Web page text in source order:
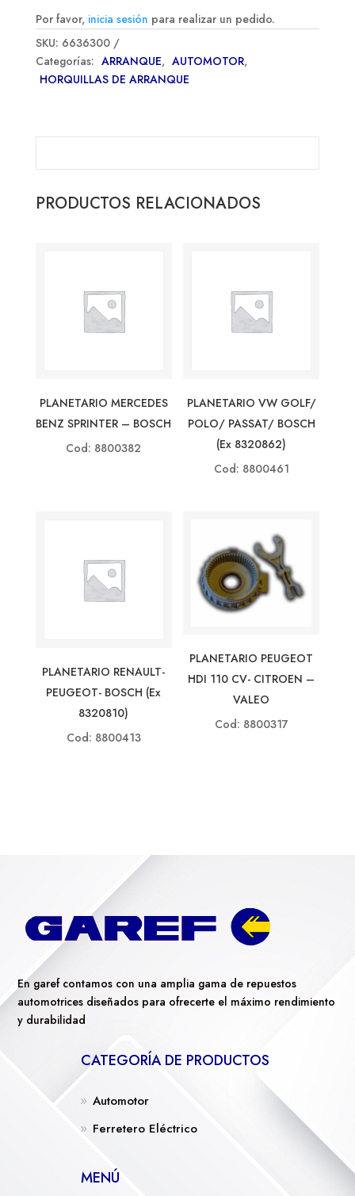
Por favor, inicia sesión para realizar un pedido.
SKU: 6636300
Categorías: ARRANQUE, AUTOMOTOR,
HORQUILLAS DE ARRANQUE
PRODUCTOS RELACIONADOS
PLANETARIO MERCEDES
BENZ SPRINTER – BOSCH
Cod: 8800382
PLANETARIO VW GOLF/
POLO/ PASSAT/ BOSCH
(ex 8320862)
Cod: 8800461
PLANETARIO RENAULT-
PEUGEOT- BOSCH (ex
8320810)
Cod: 8800413
PLANETARIO PEUGEOT
HDI 110 CV- CITROEN –
VALEO
Cod: 8800317
En garef contamos con una amplia gama de repuestos
automotrices diseñados para ofrecerte el máximo rendimiento
y durabilidad
CATEGORÍA DE PRODUCTOS
Automotor
Ferretero Eléctrico
MENÚ